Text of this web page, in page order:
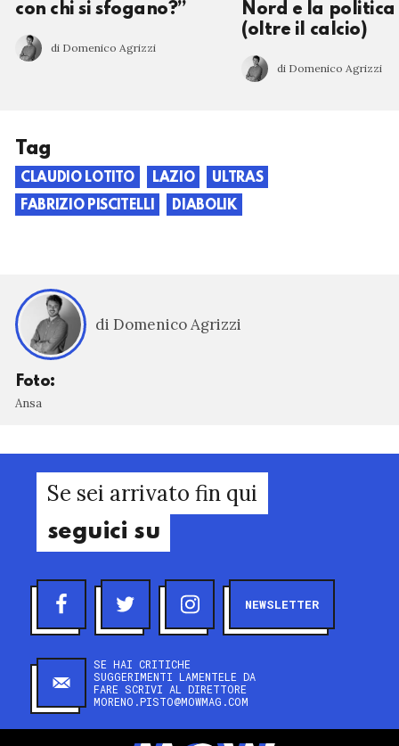
con chi si sfogano?”
di Domenico Agrizzi
Nord e la politica
(oltre il calcio)
di Domenico Agrizzi
Tag
CLAUDIO LOTITO LAZIO
ULTRAS
FABRIZIO PISCITELLI
DIABOLIK
di Domenico Agrizzi
Foto:
Ansa
Se sei arrivato fin qui
seguici su
NEWSLETTER
SE HAI CRITICHE
SUGGERIMENTI LAMENTELE DA
FARE SCRIVI AL DIRETTORE
MORENO.PISTO@MOWMAG.COM